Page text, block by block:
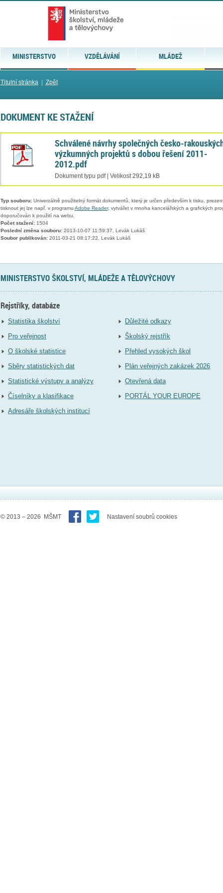
MINISTERSTVO VZDĚLÁVÁNÍ MLÁDEŽ
Titulní stránka| Zpět
DOKUMENT KE STAŽENÍ
Schválené návrhy společných česko-
výzkumných projektů s dobou řešení 2011-
2012.pdf
Dokument typu pdf | Velikost 292,19 kB
Typ souboru:Univerzálně použitelný formát dokumentů, který je určen především k tisku,
tisknout jej lze např. v programu Adobe Reader, vytvářet v mnoha kancelářských a grafických
doporučován k použití na webu.
Počet stažení:1504
Poslední změna souboru:2013-10-07 11:59:37, Levák Lukáš
Soubor publikován:2011-03-21 08:17:22, Levák Lukáš
MINISTERSTVO ŠKOLSTVÍ, MLÁDEŽE A TĚLOVÝCHOVY
Rejstříky, databáze
Statistika školství
Pro veřejnost
O školské statistice
Sběry statistických dat
Statistické výstupy a analýzy
Číselníky a klasifikace
Adresáře školských institucí
Důležité odkazy
Školský rejstřík
Přehled vysokých škol
Plán veřejných zakázek 2026
Otevřená data
PORTÁL YOUR EUROPE
© 2013 – 2026 MŠMT Nastavení soubrů cookies